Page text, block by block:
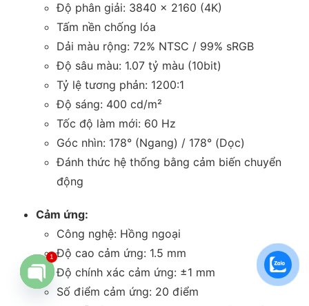
Độ phân giải: 3840 x 2160 (4K)
Tấm nền chống lóa
Dải màu rộng: 72% NTSC / 99% sRGB
Độ sâu màu: 1.07 tỷ màu (10bit)
Tỷ lệ tương phản: 1200:1
Độ sáng: 400 cd/m²
Tốc độ làm mới: 60 Hz
Góc nhìn: 178° (Ngang) / 178° (Dọc)
Đánh thức hệ thống bằng cảm biến chuyển
động
Cảm ứng:
Công nghệ: Hồng ngoại
Độ cao cảm ứng: 1.5 mm
Độ chính xác cảm ứng: ±1 mm
Số điểm cảm ứng: 20 điểm
Open
1